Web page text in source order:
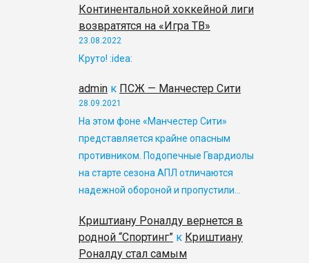
Континентальной хоккейной лиги
возвратятся на «Игра ТВ»
23.08.2022
Круто! :idea:
admin к ПСЖ — Манчестер Сити
28.09.2021
На этом фоне «Манчестер Сити»
представляется крайне опасным
противником. Подопечные Гвардиолы
на старте сезона АПЛ отличаются
надежной обороной и пропустили…
Криштиану Роналду вернется в
родной “Спортинг” к Криштиану
Роналду стал самым